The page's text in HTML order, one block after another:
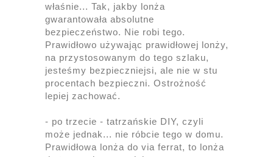
właśnie... Tak, jakby lonża
gwarantowała absolutne
bezpieczeństwo. Nie robi tego.
Prawidłowo używając prawidłowej lonży,
na przystosowanym do tego szlaku,
jesteśmy bezpieczniejsi, ale nie w stu
procentach bezpieczni. Ostrożność
lepiej zachować.
- po trzecie - tatrzańskie DIY, czyli
może jednak... nie róbcie tego w domu.
Prawidłowa lonża do via ferrat, to lonża